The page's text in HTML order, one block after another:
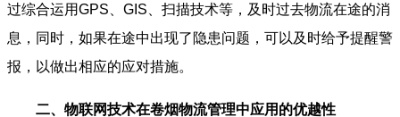
过综合运用GPS、GIS、扫描技术等，及时过去物流在途的消
息，同时，如果在途中出现了隐患问题，可以及时给予提醒警
报，以做出相应的应对措施。
二、物联网技术在卷烟物流管理中应用的优越性